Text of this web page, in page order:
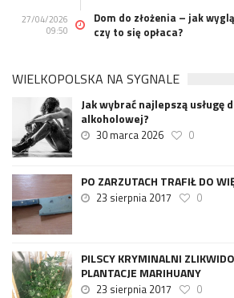
27/04/2026
09:50
Dom do złożenia – jak
czy to się opłaca?
WIELKOPOLSKA NA SYGNALE
Jak wybrać najlepszą usługę
alkoholowej?
30 marca 2026 0
PO ZARZUTACH TRAFIŁ DO
23 sierpnia 2017 0
PILSCY KRYMINALNI
PLANTACJE MARIHUANY
23 sierpnia 2017 0